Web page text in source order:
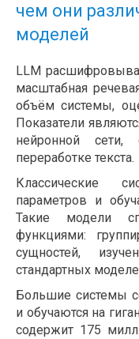
чем они
моделей
LLM
масштабная
объём системы,
Показатели
нейронной сети,
переработке текста.
Классические
параметров и
Такие модели
функциями:
сущностей,
стандартных
Большие системы
и обучаются на
содержит 175